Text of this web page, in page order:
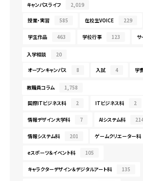
キャンパスライフ 2,019
授業・実習 585 在校生VOICE 229
学生作品 463 学校行事 123 サ
入学相談 20
オープンキャンパス 8 入試 4 学
教職員コラム 1,758
国際ITビジネス科 2 ITビジネス科 2
情報デザイン大学科 7 AIシステム科
情報システム科 201 ゲームクリエーター科
eスポーツ＆イベント科 105
キャラクターデザイン＆デジタルアート科 135